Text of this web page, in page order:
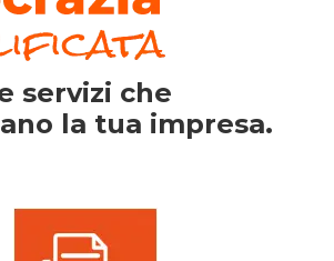
servizi che
la tua impresa.